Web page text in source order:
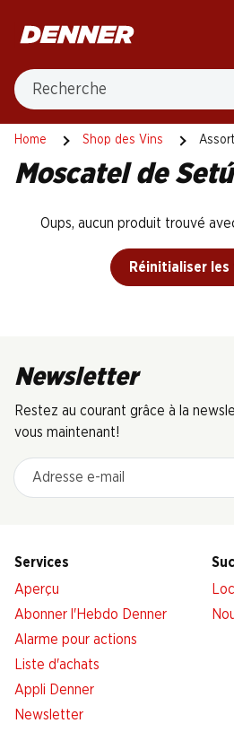
Recherche
Home Shop des Vins
Moscatel de
Oups, aucun produit trouvé
Réinitialiser
Newsletter
Restez au courant grâce à la
vous maintenant!
Adresse e-mail
Services
Aperçu
Abonner l'Hebdo Denner
Alarme pour actions
Liste d'achats
Appli Denner
Newsletter